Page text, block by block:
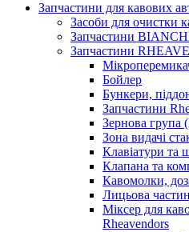
Запчастини для кавових
Засоби для очистки
Запчастини
Запчастини
Бойлер
Бункери,
Запчастини
Зернова група
Зона видачі
Клавіатури та
Клапана та
Кавомолки,
Лицьова
Міксер для
Rheavendors